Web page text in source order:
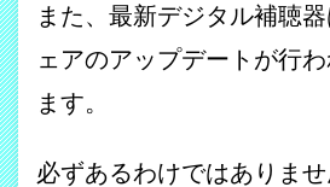
また、最新デジタル補聴
ェアのアップデートが行
ます。
必ずあるわけではありま